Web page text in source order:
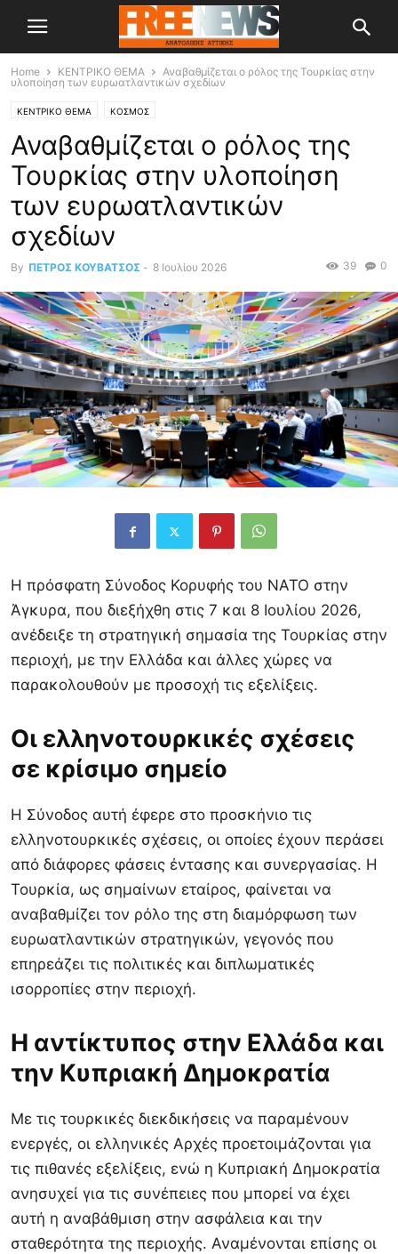
Home ΚΕΝΤΡΙΚΟ ΘΕΜΑ
Αναβαθμίζεται ο ρόλος της Τουρκίας στην
υλοποίηση των ευρωατλαντικών σχεδίων
ΚΕΝΤΡΙΚΟ ΘΕΜΑ ΚΟΣΜΟΣ
Αναβαθμίζεται ο ρόλος της
Τουρκίας στην υλοποίηση
των ευρωατλαντικών
σχεδίων
By ΠΕΤΡΟΣ ΚΟΥΒΑΤΣΟΣ - 8 Ιουλίου 2026 0
39
Η πρόσφατη Σύνοδος Κορυφής του ΝΑΤΟ στην
Άγκυρα, που διεξήχθη στις 7 και 8 Ιουλίου 2026,
ανέδειξε τη στρατηγική σημασία της Τουρκίας στην
περιοχή, με την Ελλάδα και άλλες χώρες να
παρακολουθούν με προσοχή τις εξελίξεις.
Οι ελληνοτουρκικές σχέσεις
σε κρίσιμο σημείο
Η Σύνοδος αυτή έφερε στο προσκήνιο τις
ελληνοτουρκικές σχέσεις, οι οποίες έχουν περάσει
από διάφορες φάσεις έντασης και συνεργασίας. Η
Τουρκία, ως σημαίνων εταίρος, φαίνεται να
αναβαθμίζει τον ρόλο της στη διαμόρφωση των
ευρωατλαντικών στρατηγικών, γεγονός που
επηρεάζει τις πολιτικές και διπλωματικές
ισορροπίες στην περιοχή.
Η αντίκτυπος στην Ελλάδα και
την Κυπριακή Δημοκρατία
Με τις τουρκικές διεκδικήσεις να παραμένουν
ενεργές, οι ελληνικές Αρχές προετοιμάζονται για
τις πιθανές εξελίξεις, ενώ η Κυπριακή Δημοκρατία
ανησυχεί για τις συνέπειες που μπορεί να έχει
αυτή η αναβάθμιση στην ασφάλεια και την
σταθερότητα της περιοχής. Αναμένονται επίσης οι